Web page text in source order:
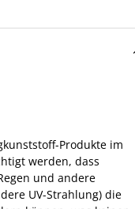
Produkte im
werden, dass
und andere
UV-Strahlung) die